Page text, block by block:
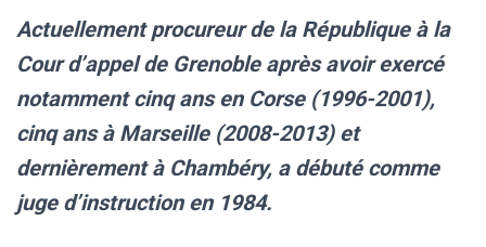
Actuellement procureur de la République à la
Cour d’appel de Grenoble après avoir exercé
notamment cinq ans en Corse (1996-2001),
cinq ans à Marseille (2008-2013) et
dernièrement à Chambéry, a débuté comme
juge d’instruction en 1984.